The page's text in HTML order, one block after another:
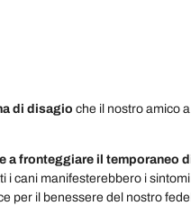
di disagio che il nostro amico
a fronteggiare il temporaneo
cani manifesterebbero i
per il benessere del nostro